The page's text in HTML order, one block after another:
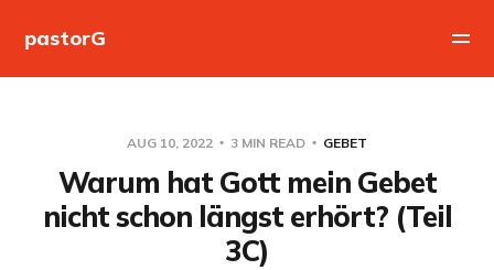
pastorG
AUG 10, 2022 3 MIN READ GEBET
Warum hat Gott mein Gebet
nicht schon längst erhört? (Teil
3C)